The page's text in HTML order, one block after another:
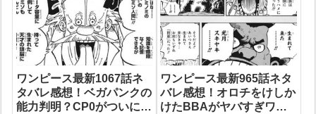
ワンピース最新1067話ネ
タバレ感想！ベガパンクの
能力判明？CP0がついに襲
ワンピース最新965話ネタ
バレ感想！オロチをけしか
けたBBAがヤバすぎワロ